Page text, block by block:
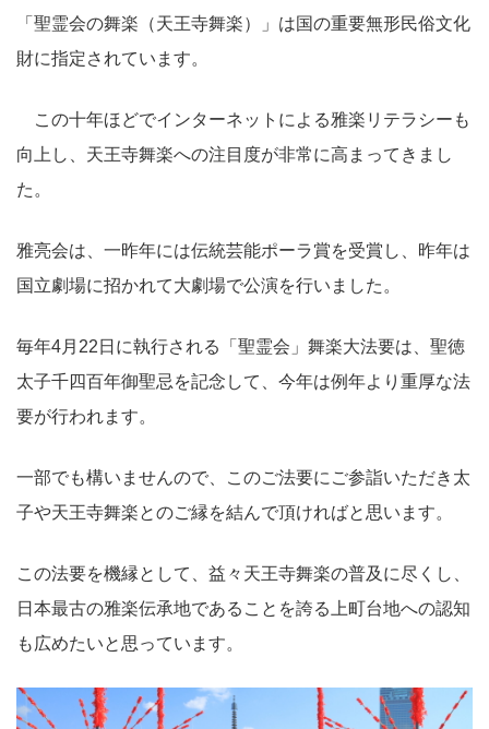
「聖霊会の舞楽（天王寺舞楽）」は国の重要無形民俗文化
財に指定されています。
この十年ほどでインターネットによる雅楽リテラシーも
向上し、天王寺舞楽への注目度が非常に高まってきまし
た。
雅亮会は、一昨年には伝統芸能ポーラ賞を受賞し、昨年は
国立劇場に招かれて大劇場で公演を行いました。
毎年4月22日に執行される「聖霊会」舞楽大法要は、聖徳
太子千四百年御聖忌を記念して、今年は例年より重厚な法
要が行われます。
一部でも構いませんので、このご法要にご参詣いただき太
子や天王寺舞楽とのご縁を結んで頂ければと思います。
この法要を機縁として、益々天王寺舞楽の普及に尽くし、
日本最古の雅楽伝承地であることを誇る上町台地への認知
も広めたいと思っています。